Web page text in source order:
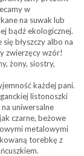
w
na suwak lub
bądź ekologicznej.
błyszczy albo na
zwierzęcy wzór!
żony, siostry,
każdej pani.
listonoszki
uniwersalne
czarne, beżowe
metalowymi
torebkę z